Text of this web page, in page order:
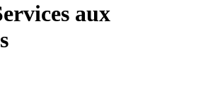
aux